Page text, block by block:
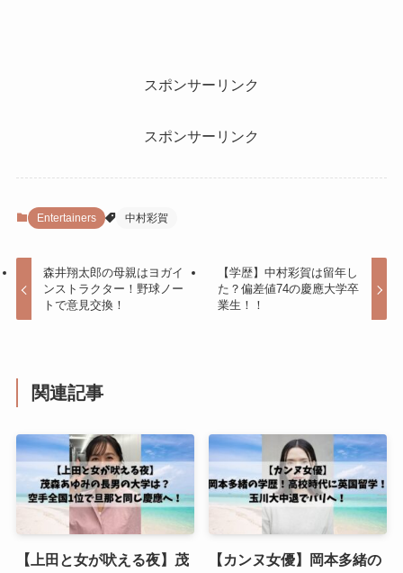
スポンサーリンク
スポンサーリンク
Entertainers 中村彩賀
森井翔太郎の母親はヨガイ
ンストラクター！野球ノー
トで意見交換！
【学歴】中村彩賀は留年し
た？偏差値74の慶應大学卒
業生！！
関連記事
【上田と女が吠える夜】茂 【カンヌ女優】岡本多緒の